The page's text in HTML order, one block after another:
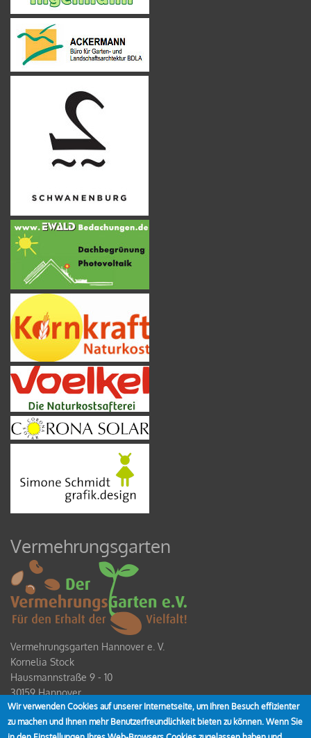
Vermehrungsgarten
Vermehrungsgarten Hannover e. V.
Kornelia Stock
Hausmannstraße 9 - 10
30159 Hannover
Spendenkonto
Wir verwenden Cookies auf unserer Internetseite, um Ihren Besuch effizienter
zu machen und Ihnen mehr Benutzerfreundlichkeit bieten zu können. Wenn Sie